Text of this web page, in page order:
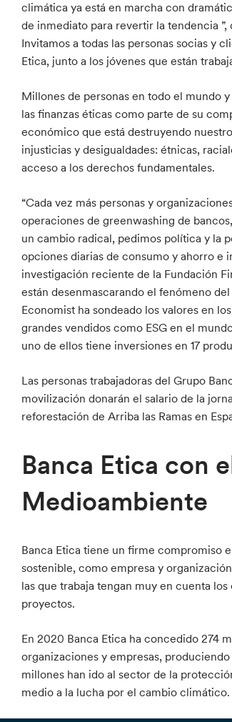
climática ya está en marcha con
de inmediato para revertir la tendencia ”,
Invitamos a todas las personas socias y
Etica, junto a los jóvenes que están
Millones de personas en todo el mundo
las finanzas éticas como parte de su
económico que está destruyendo
injusticias y desigualdades: étnicas,
acceso a los derechos fundamentales.
“Cada vez más personas y
operaciones de greenwashing de
un cambio radical, pedimos política y la
opciones diarias de consumo y ahorro e
investigación reciente de la Fundación
están desenmascarando el fenómeno
Economist ha sondeado los valores en
grandes vendidos como ESG en el
uno de ellos tiene inversiones en 17
Las personas trabajadoras del Grupo
movilización donarán el salario de la
reforestación de Arriba las Ramas en
Banca Etica con
Medioambiente
Banca Etica tiene un firme compromiso
sostenible, como empresa y
las que trabaja tengan muy en cuenta
proyectos.
En 2020 Banca Etica ha concedido 274
organizaciones y empresas,
millones han ido al sector de la
medio a la lucha por el cambio climático.